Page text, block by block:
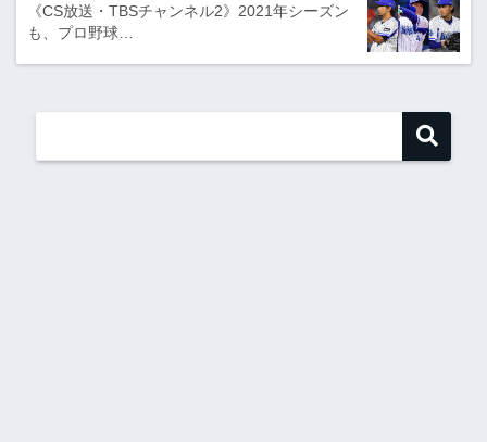
《CS放送・TBSチャンネル2》2021年シーズン
も、プロ野球…